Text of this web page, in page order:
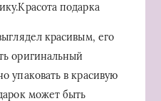
подарка
красивым, его
оригинальный
упаковать в красивую
может быть